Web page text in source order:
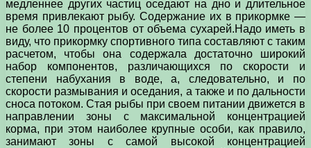
медленнее других частиц оседают на дно и длительное
время привлекают рыбу. Содержание их в прикормке —
не более 10 процентов от объема сухарей.Надо иметь в
виду, что прикормку спортивного типа составляют с таким
расчетом, чтобы она содержала достаточно широкий
набор компонентов, различающихся по скорости и
степени набухания в воде, а, следовательно, и по
скорости размывания и оседания, а также и по дальности
сноса потоком. Стая рыбы при своем питании движется в
направлении зоны с максимальной концентрацией
корма, при этом наиболее крупные особи, как правило,
занимают зоны с самой высокой концентрацией